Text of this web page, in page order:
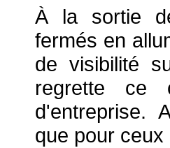
À la sortie
fermés en
de visibilité
regrette ce
d'entreprise.
que pour